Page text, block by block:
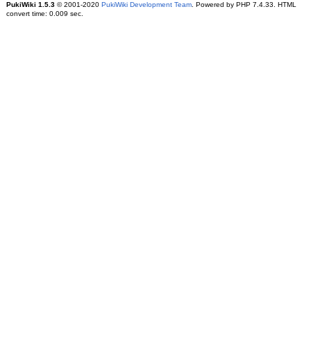
PukiWiki 1.5.3© 2001-2020 PukiWiki Development Team. Powered by PHP 7.4.33. HTML
convert time: 0.009 sec.